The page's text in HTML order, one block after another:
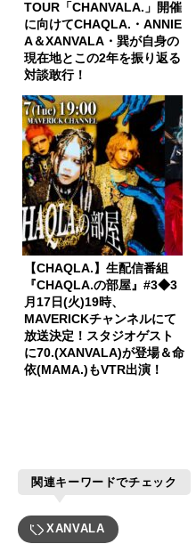
TOUR「CHANVALA.」開催
に向けてCHAQLA.・ANNIE
A＆XANVALA・巽が自身の
現在地とこの2年を振り返る
対談敢行！
【CHAQLA.】生配信番組
『CHAQLA.の部屋』#3◆3
月17日(火)19時、
MAVERICKチャンネルにて
放送決定！スタジオゲスト
に70.(XANVALA)が登場＆命
依(MAMA.)もVTR出演！
関連キーワードでチェック
XANVALA